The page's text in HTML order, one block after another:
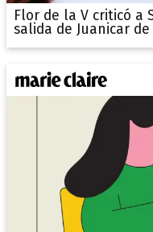
Flor de la V criticó a
salida de Juanicar